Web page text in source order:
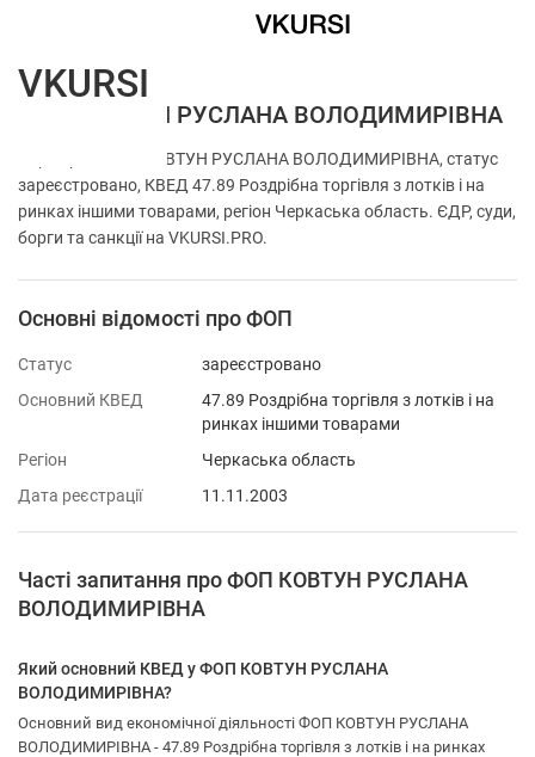
ФОП КОВТУН РУСЛАНА ВОЛОДИМИРІВНА
Перевірка ФОП КОВТУН РУСЛАНА ВОЛОДИМИРІВНА, статус
зареєстровано, КВЕД 47.89 Роздрібна торгівля з лотків і на
ринках іншими товарами, регіон Черкаська область. ЄДР, суди,
борги та санкції на VKURSI.PRO.
Основні відомості про ФОП
Статус
зареєстровано
Основний КВЕД
47.89 Роздрібна торгівля з лотків і на
ринках іншими товарами
Регіон
Черкаська область
Дата реєстрації
11.11.2003
Часті запитання про ФОП КОВТУН РУСЛАНА
ВОЛОДИМИРІВНА
Який основний КВЕД у ФОП КОВТУН РУСЛАНА
ВОЛОДИМИРІВНА?
Основний вид економічної діяльності ФОП КОВТУН РУСЛАНА
ВОЛОДИМИРІВНА - 47.89 Роздрібна торгівля з лотків і на ринках
VKURSI